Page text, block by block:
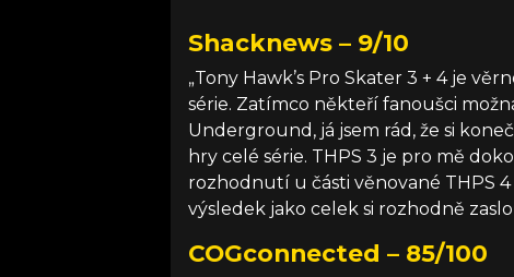
Shacknews – 9/10
„Tony Hawk’s Pro Skater 3 + 4 je
série. Zatímco někteří fanoušci
Underground, já jsem rád, že si
hry celé série. THPS 3 je pro mě
rozhodnutí u části věnované THPS
výsledek jako celek si rozhodně
COGconnected – 85/100